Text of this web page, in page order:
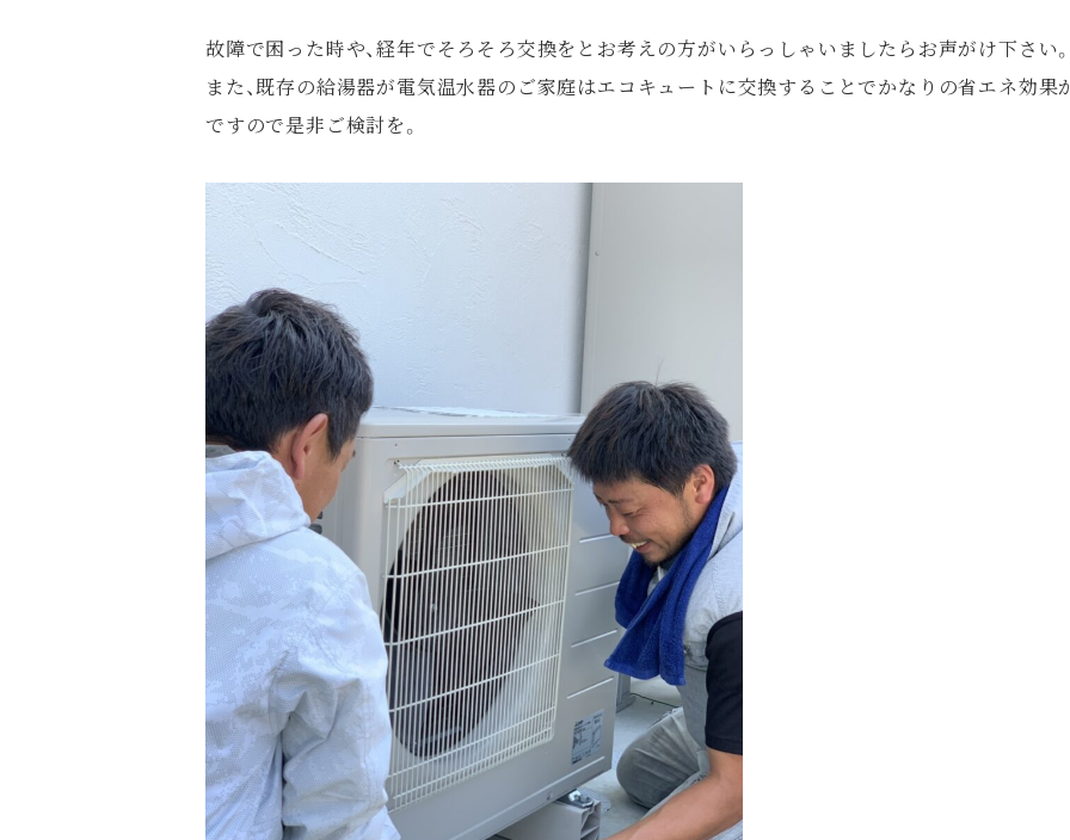
故障で困った時や、経年でそろそろ交換をとお考えの方がいらっしゃいましたらお声がけ下さい。
また、既存の給湯器が電気温水器のご家庭はエコキュートに交換することでかなりの省エネ効果
ですので是非ご検討を。